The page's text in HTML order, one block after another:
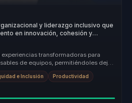
y liderazgo inclusivo que
en innovación, cohesión y
transformadoras para
de equipos, permitiéndoles dejar
e Inclusión Productividad